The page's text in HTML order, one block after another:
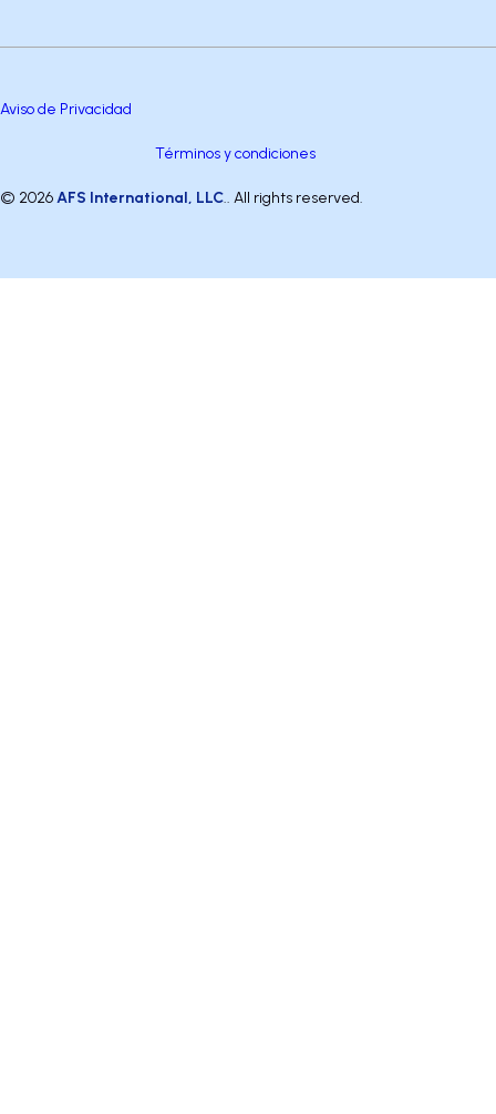
© 2026AFS International, LLC.. All rights reserved.
Términos y condiciones
Aviso de Privacidad